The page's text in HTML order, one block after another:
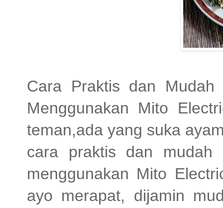
Cara Praktis dan Mudah
Menggunakan Mito
teman,ada yang suka
cara praktis dan mudah
menggunakan Mito
ayo merapat, dijamin